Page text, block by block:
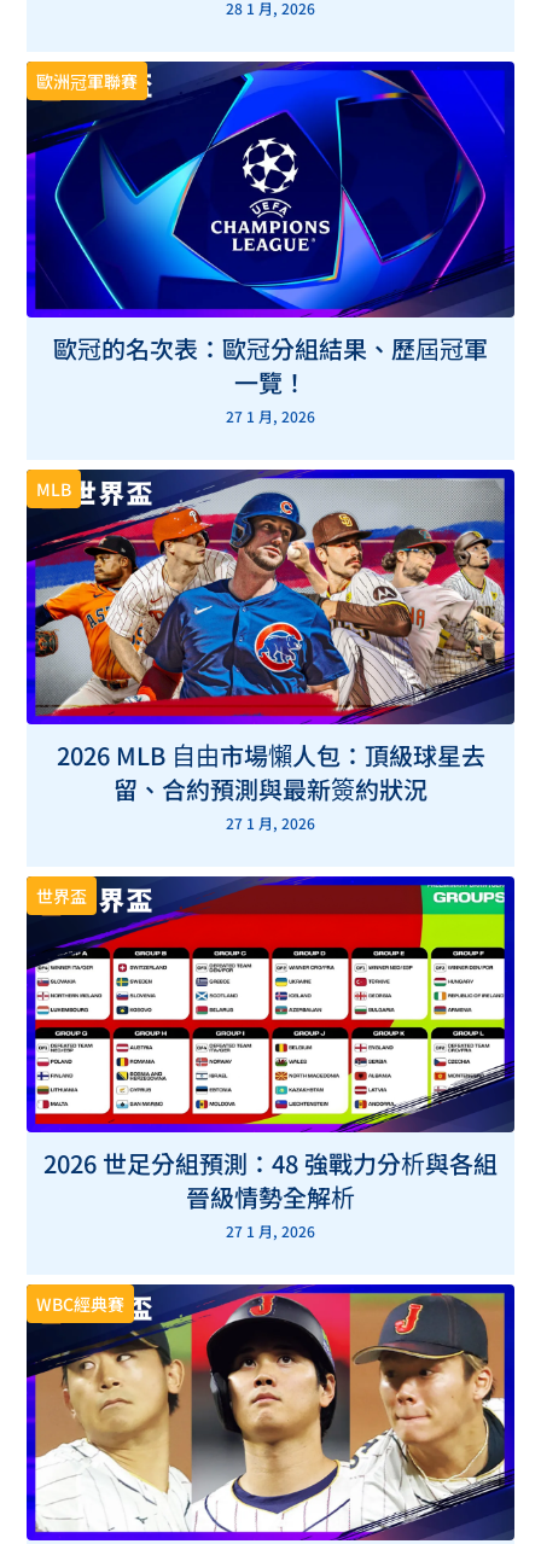
28 1 月, 2026
歐洲冠軍聯賽
歐冠的名次表：歐冠分組結果、歷屆冠軍
一覽！
27 1 月, 2026
MLB
2026 MLB 自由市場懶人包：頂級球星去
留、合約預測與最新簽約狀況
27 1 月, 2026
世界盃
2026 世足分組預測：48 強戰力分析與各組
晉級情勢全解析
27 1 月, 2026
WBC經典賽